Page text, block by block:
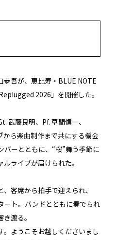
恭吾が、恵比寿・BLUE NOTE
2026」を開催した。
武藤良明、Pf. 草間信一、
ら楽曲制作まで共にする機会
バーとともに、“桜”舞う季節に
ライブが届けられた。
客席から拍手で迎えられ、
ート。バンドとともに奏でられ
渡る。
。ようこそお越しくださいまし